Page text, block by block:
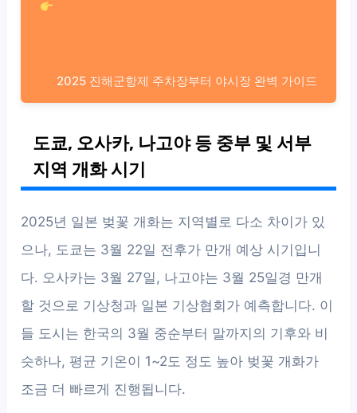
2025 진해군항제 주차장부터 야시장 완벽 가이드
도쿄, 오사카, 나고야 등 중부 및 서부
지역 개화 시기
2025년 일본 벚꽃 개화는 지역별로 다소 차이가 있
으나, 도쿄는 3월 22일 전후가 만개 예상 시기입니
다. 오사카는 3월 27일, 나고야는 3월 25일경 만개
할 것으로 기상청과 일본 기상협회가 예측합니다. 이
들 도시는 한국의 3월 중순부터 말까지의 기후와 비
슷하나, 평균 기온이 1~2도 정도 높아 벚꽃 개화가
조금 더 빠르게 진행됩니다.